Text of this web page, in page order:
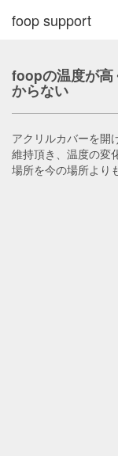
foop support
foopの温度が高
からない
アクリルカバーを開
維持頂き、温度の変
場所を今の場所より